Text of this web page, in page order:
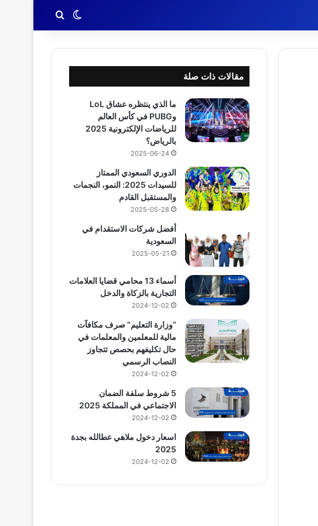
الوضع المظلم
بحث عن
مقالات ذات صلة
ما الذي ينتظره عشاق LoL
وPUBG في كأس العالم
للرياضات الإلكترونية 2025
بالرياض؟
2025-06-24
الدوري السعودي الممتاز
للسيدات 2025: النمو، النجمات
والمستقبل القادم
2025-05-28
أفضل شركات الاستقدام في
السعودية
2025-05-21
أسماء 13 محامي قضايا العلامات
التجارية بالزكاة والدخل
2024-12-02
“وزارة التعليم” صرف مكافآت
مالية للمعلمين والمعلمات في
حال تكليفهم بحصص تتجاوز
النصاب الرسمي
2024-12-02
5 شروط سلفة الضمان
الاجتماعي في المملكة 2025
2024-12-02
اسعار دخول ملاهي عطالله بجدة
2025
2024-12-02